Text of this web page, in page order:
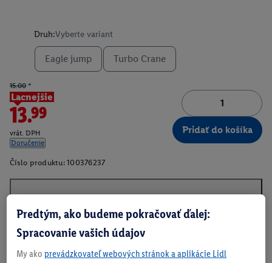
Druh:Vyberte variant
Eagle jump Turbo Crane
15.00 *
Lacnejšie
13.99
vrát. DPH
Doručenie
Pridať do košíka
Číslo produktu: 100376237
Predtým, ako budeme pokračovať ďalej:
Spracovanie vašich údajov
My ako prevádzkovateľ webových stránok a aplikácie Lidl